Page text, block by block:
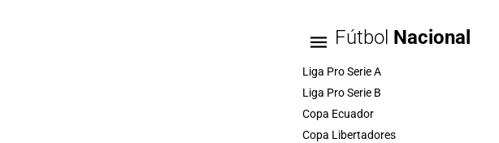
Fútbol Nacional
Liga Pro Serie A
Liga Pro Serie B
Copa Ecuador
Copa Libertadores